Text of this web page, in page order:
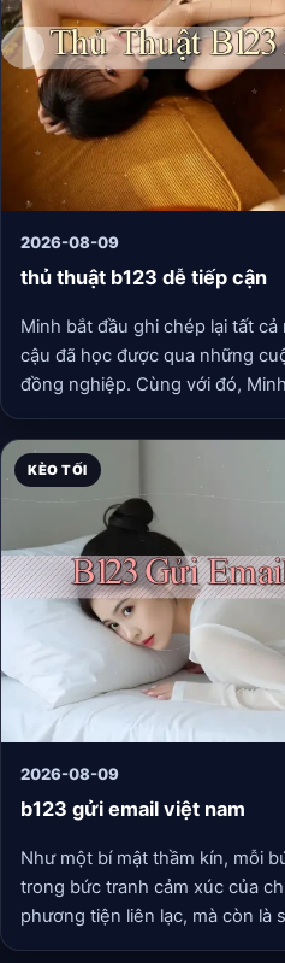
2026-08-09
thủ thuật b123 dễ tiếp cận
Minh bắt đầu ghi chép lại tất
cậu đã học được qua những
đồng nghiệp. Cùng với đó,
gia các buổi thảo luận nhóm
năng giao tiếp của mình. Chỉ
không chỉ tìm được niềm đam
sáng tạo ra nhiều sản phẩm
sự đánh giá cao từ cấp trên.
KÈO TỐI
2026-08-09
b123 gửi email việt nam
Như một bí mật thầm kín, mỗi
trong bức tranh cảm xúc của
phương tiện liên lạc, mà còn là
hồn. Dù khoảng cách địa lý có